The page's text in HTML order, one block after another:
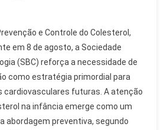
Cardiologista
e Controle do Colesterol,
em 8 de agosto, a Sociedade
(SBC) reforça a necessidade de
como estratégia primordial para
cardiovasculares futuras. A atenção
na infância emerge como um
abordagem preventiva, segundo